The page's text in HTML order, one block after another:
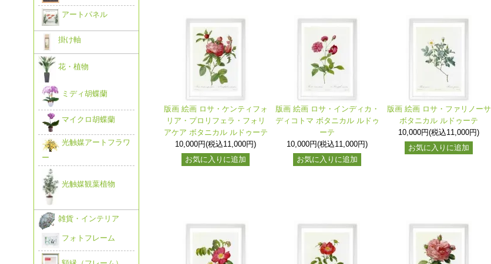
版画 絵画 ロサ・ケンティフォ
リア・プロリフェラ・フォリ
アケア ボタニカル ルドゥーテ
10,000円(税込11,000円)
お気に入りに追加
版画 絵画 ロサ・インディカ・
ディコトマ ボタニカル ルドゥ
ーテ
10,000円(税込11,000円)
お気に入りに追加
版画 絵画 ロサ・ファリノーサ
ボタニカル ルドゥーテ
10,000円(税込11,000円)
お気に入りに追加
アートパネル
掛け軸
花・植物
ミディ胡蝶蘭
マイクロ胡蝶蘭
光触媒アートフラワ
ー
光触媒観葉植物
雑貨・インテリア
フォトフレーム